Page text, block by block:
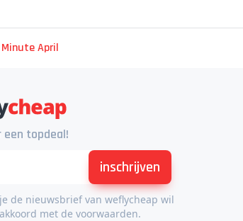
April
een topdeal!
de nieuwsbrief van weflycheap wil
met de voorwaarden.
inschrijven